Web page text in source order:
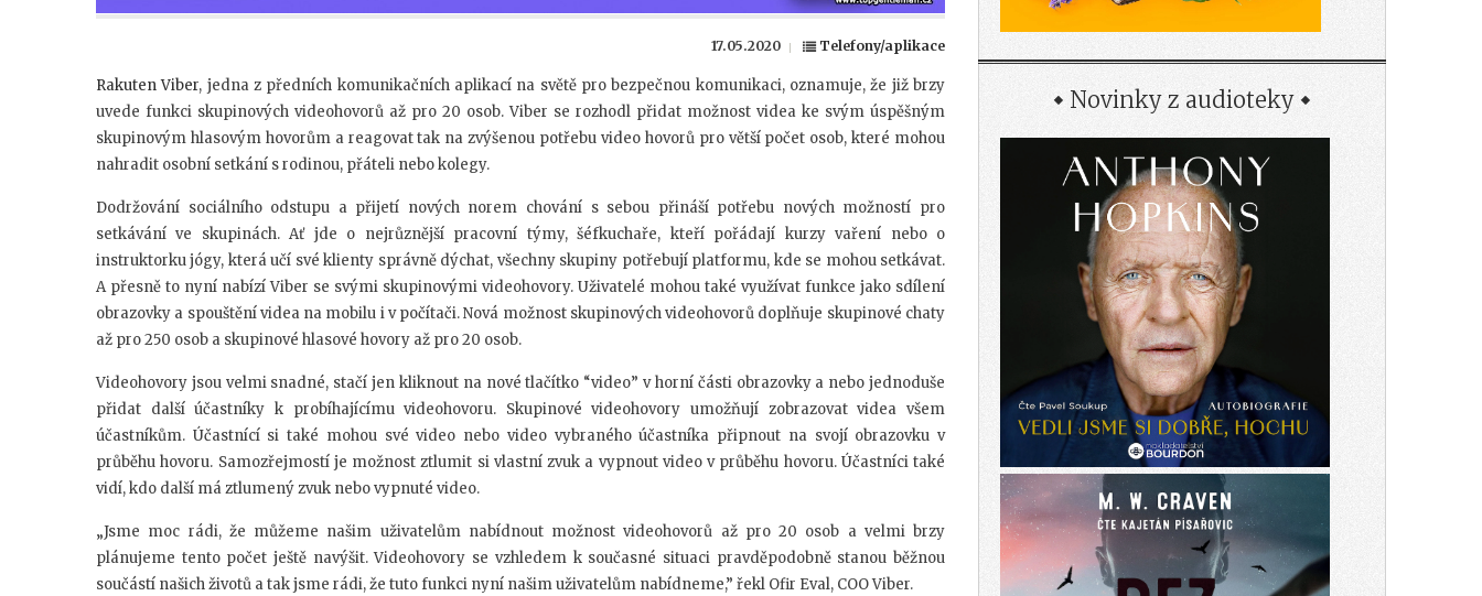
17.05.2020 Telefony/aplikace
Rakuten Viber, jedna z předních komunikačních aplikací na světě pro bezpečnou komunikaci, oznamuje, že již brzy
uvede funkci skupinových videohovorů až pro 20 osob. Viber se rozhodl přidat možnost videa ke svým úspěšným
skupinovým hlasovým hovorům a reagovat tak na zvýšenou potřebu video hovorů pro větší počet osob, které mohou
nahradit osobní setkání s rodinou, přáteli nebo kolegy.
Dodržování sociálního odstupu a přijetí nových norem chování s sebou přináší potřebu nových možností pro
setkávání ve skupinách. Ať jde o nejrůznější pracovní týmy, šéfkuchaře, kteří pořádají kurzy vaření nebo o
instruktorku jógy, která učí své klienty správně dýchat, všechny skupiny potřebují platformu, kde se mohou setkávat.
A přesně to nyní nabízí Viber se svými skupinovými videohovory. Uživatelé mohou také využívat funkce jako sdílení
obrazovky a spouštění videa na mobilu i v počítači. Nová možnost skupinových videohovorů doplňuje skupinové chaty
až pro 250 osob a skupinové hlasové hovory až pro 20 osob.
Videohovory jsou velmi snadné, stačí jen kliknout na nové tlačítko “video” v horní části obrazovky a nebo jednoduše
přidat další účastníky k probíhajícímu videohovoru. Skupinové videohovory umožňují zobrazovat videa všem
účastníkům. Účastnící si také mohou své video nebo video vybraného účastníka připnout na svojí obrazovku v
průběhu hovoru. Samozřejmostí je možnost ztlumit si vlastní zvuk a vypnout video v průběhu hovoru. Účastníci také
vidí, kdo další má ztlumený zvuk nebo vypnuté video.
„Jsme moc rádi, že můžeme našim uživatelům nabídnout možnost videohovorů až pro 20 osob a velmi brzy
plánujeme tento počet ještě navýšit. Videohovory se vzhledem k současné situaci pravděpodobně stanou běžnou
součástí našich životů a tak jsme rádi, že tuto funkci nyní našim uživatelům nabídneme,” řekl Ofir Eval, COO Viber.
Novinky z audioteky